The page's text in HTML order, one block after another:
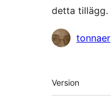
detta tillägg.
Bidragande
tonnaer
Meta
Version